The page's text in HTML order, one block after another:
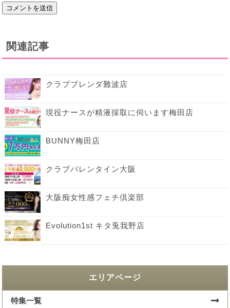
関連記事
クラブブレンダ難波店
現役ナースが精液採取に伺います梅田店
BUNNY梅田店
クラブバレンタイン大阪
大阪痴女性感フェチ倶楽部
Evolution1st キタ兎我野店
エリアページ
特集一覧